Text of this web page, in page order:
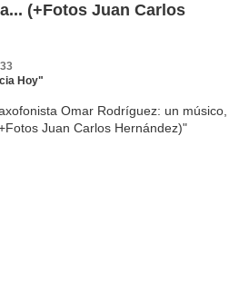
(+Fotos Juan Carlos
Hoy"